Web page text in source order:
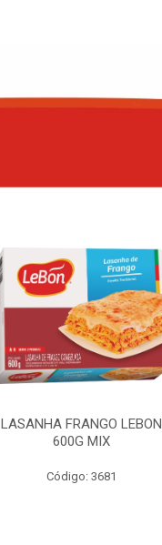
LASANHA FRANGO LEBON
600G MIX
Código: 3681